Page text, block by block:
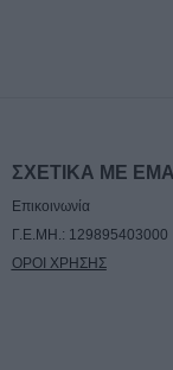
η κηδεία
- Αδάμου
ΣΧΕΤΙΚΑ ΜΕ
Επικοινωνία
Γ.Ε.ΜΗ.: 129895403000
ΟΡΟΙ ΧΡΗΣΗΣ